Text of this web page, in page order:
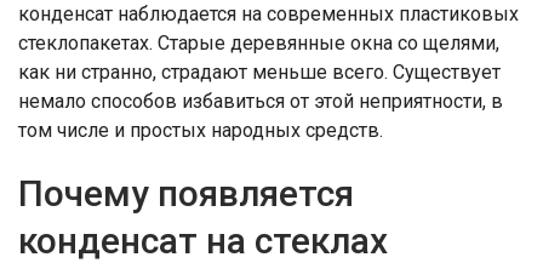
конденсат наблюдается на современных пластиковых
стеклопакетах. Старые деревянные окна со щелями,
как ни странно, страдают меньше всего. Существует
немало способов избавиться от этой неприятности, в
том числе и простых народных средств.
Почему появляется
конденсат на стеклах